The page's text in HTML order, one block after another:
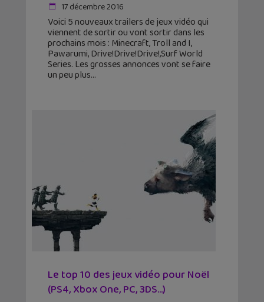
17 décembre 2016
Voici 5 nouveaux trailers de jeux vidéo qui
viennent de sortir ou vont sortir dans les
prochains mois : Minecraft, Troll and I,
Pawarumi, Drive!Drive!Drive!,Surf World
Series. Les grosses annonces vont se faire
un peu plus
Le top 10 des jeux vidéo pour Noël
(PS4, Xbox One, PC, 3DS…)